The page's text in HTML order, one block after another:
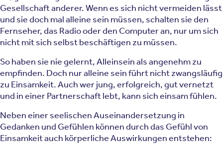
Gesellschaft anderer. Wenn es sich nicht vermeiden lässt
und sie doch mal alleine sein müssen, schalten sie den
Fernseher, das Radio oder den Computer an, nur um sich
nicht mit sich selbst beschäftigen zu müssen.
So haben sie nie gelernt, Alleinsein als angenehm zu
empfinden. Doch nur alleine sein führt nicht zwangsläufig
zu Einsamkeit. Auch wer jung, erfolgreich, gut vernetzt
und in einer Partnerschaft lebt, kann sich einsam fühlen.
Neben einer seelischen Auseinandersetzung in
Gedanken und Gefühlen können durch das Gefühl von
Einsamkeit auch körperliche Auswirkungen entstehen: